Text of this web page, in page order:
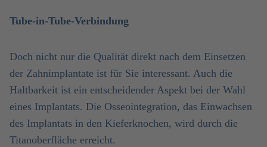
Tube-in-Tube-Verbindung
Doch nicht nur die Qualität direkt nach dem Einsetzen
der Zahnimplantate ist für Sie interessant. Auch die
Haltbarkeit ist ein entscheidender Aspekt bei der Wahl
eines Implantats. Die Osseointegration, das Einwachsen
des Implantats in den Kieferknochen, wird durch die
Titanoberfläche erreicht.